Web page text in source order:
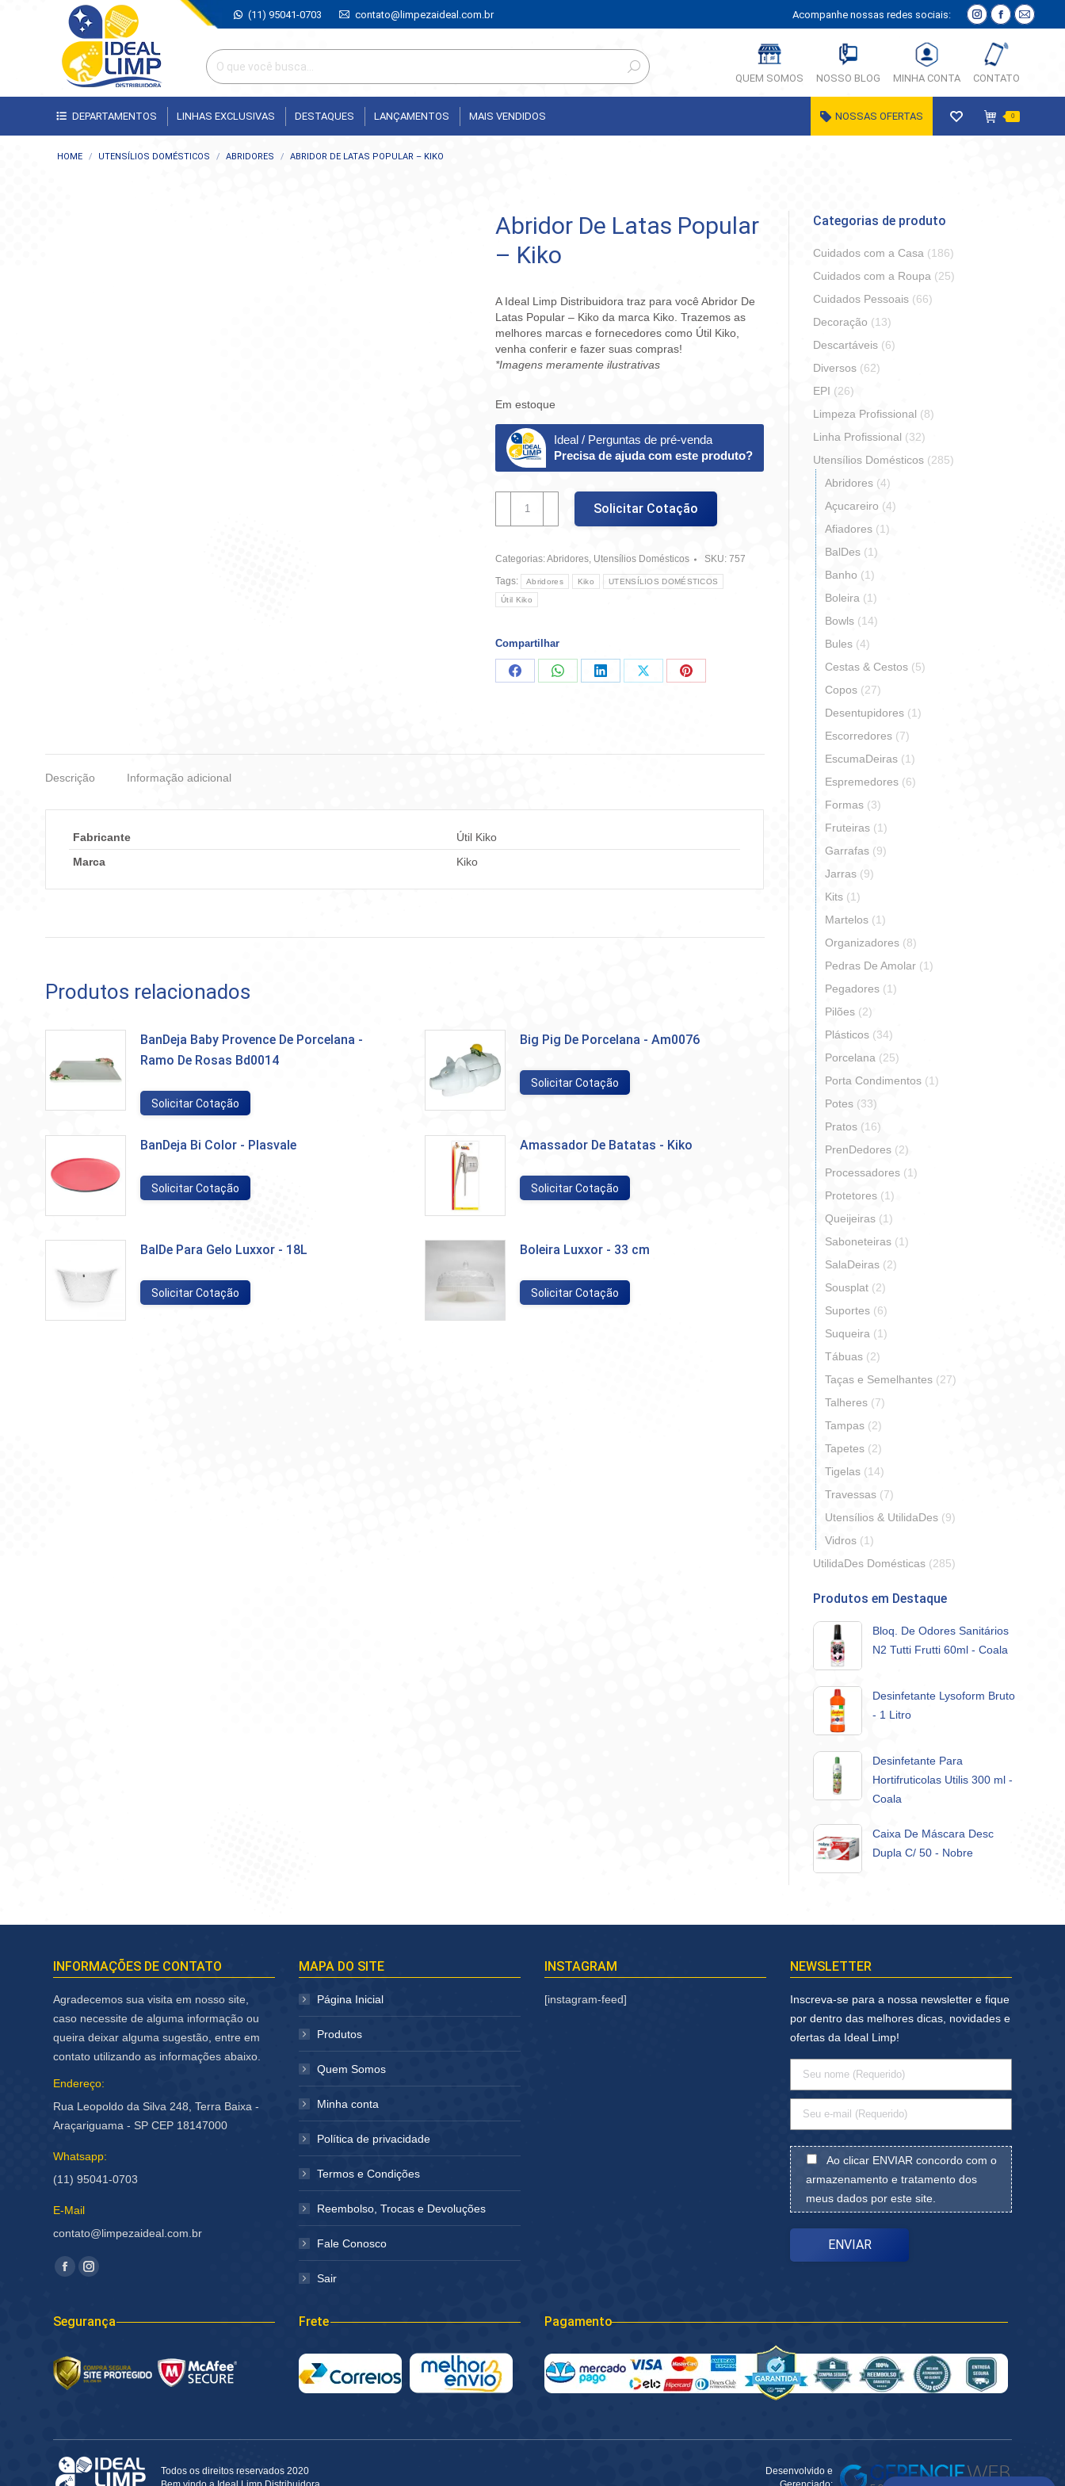
(11) 95041-0703 contato@limpezaideal.com.br Acompanhe nossas redes sociais:
Instagram
página
abre
em
janela
Facebook
página
em
janela
E-
QUEM SOMOS NOSSO BLOG MINHA CONTA CONTATO
DEPARTAMENTOS LINHAS EXCLUSIVAS DESTAQUES LANÇAMENTOS MAIS VENDIDOS NOSSAS OFERTAS 0
Você está aqui:
HOME UTENSÍLIOS DOMÉSTICOS ABRIDORES ABRIDOR DE LATAS POPULAR – KIKO
Abridor De Latas Popular
– Kiko
A Ideal Limp Distribuidora traz para você Abridor De
Latas Popular – Kiko da marca Kiko. Trazemos as
melhores marcas e fornecedores como Útil Kiko,
venha conferir e fazer suas compras!
*Imagens meramente ilustrativas
Em estoque
Ideal / Perguntas de pré-venda
Precisa de ajuda com este produto?
Latas
-
Kiko
quantidade
Solicitar Cotação
Categorias:Abridores, Utensílios Domésticos SKU:757
Tags:
Abridores Kiko UTENSÍLIOS DOMÉSTICOS
Útil Kiko
Compartilhar
CompartilharCompartilharCompartilharCompartilharCompartilhar
Descrição Informação adicional
Fabricante
Útil Kiko
Marca
Kiko
Produtos relacionados
BanDeja Baby Provence De Porcelana -
Ramo De Rosas Bd0014
Solicitar Cotação
Big Pig De Porcelana - Am0076
Solicitar Cotação
BanDeja Bi Color - Plasvale
Solicitar Cotação
Amassador De Batatas - Kiko
Solicitar Cotação
BalDe Para Gelo Luxxor - 18L
Solicitar Cotação
Boleira Luxxor - 33 cm
Solicitar Cotação
Categorias de produto
Cuidados com a Casa (186)
Cuidados com a Roupa (25)
Cuidados Pessoais (66)
Decoração (13)
Descartáveis (6)
Diversos (62)
EPI (26)
Limpeza Profissional (8)
Linha Profissional (32)
Utensílios Domésticos (285)
Abridores (4)
Açucareiro (4)
Afiadores (1)
BalDes (1)
Banho (1)
Boleira (1)
Bowls (14)
Bules (4)
Cestas & Cestos (5)
Copos (27)
Desentupidores (1)
Escorredores (7)
EscumaDeiras (1)
Espremedores (6)
Formas (3)
Fruteiras (1)
Garrafas (9)
Jarras (9)
Kits (1)
Martelos (1)
Organizadores (8)
Pedras De Amolar (1)
Pegadores (1)
Pilões (2)
Plásticos (34)
Porcelana (25)
Porta Condimentos (1)
Potes (33)
Pratos (16)
PrenDedores (2)
Processadores (1)
Protetores (1)
Queijeiras (1)
Saboneteiras (1)
SalaDeiras (2)
Sousplat (2)
Suportes (6)
Suqueira (1)
Tábuas (2)
Taças e Semelhantes (27)
Talheres (7)
Tampas (2)
Tapetes (2)
Tigelas (14)
Travessas (7)
Utensílios & UtilidaDes (9)
Vidros (1)
UtilidaDes Domésticas (285)
Produtos em Destaque
Bloq. De Odores Sanitários
N2 Tutti Frutti 60ml - Coala
Desinfetante Lysoform Bruto
- 1 Litro
Desinfetante Para
Hortifruticolas Utilis 300 ml -
Coala
Caixa De Máscara Desc
Dupla C/ 50 - Nobre
INFORMAÇÕES DE CONTATO
Agradecemos sua visita em nosso site,
caso necessite de alguma informação ou
queira deixar alguma sugestão, entre em
contato utilizando as informações abaixo.
Endereço:
Rua Leopoldo da Silva 248, Terra Baixa -
Araçariguama - SP CEP 18147000
Whatsapp:
(11) 95041-0703
E-Mail
contato@limpezaideal.com.br
Encontre-nos em:
Facebook
abre
nova
janela
Instagram
abre
janela
MAPA DO SITE
Página Inicial
Produtos
Quem Somos
Minha conta
Política de privacidade
Termos e Condições
Reembolso, Trocas e Devoluções
Fale Conosco
Sair
INSTAGRAM
[instagram-feed]
NEWSLETTER
Inscreva-se para a nossa newsletter e fique
por dentro das melhores dicas, novidades e
ofertas da Ideal Limp!
Ao clicar ENVIAR concordo com o
armazenamento e tratamento dos
meus dados por este site.
Segurança Frete Pagamento
Todos os direitos reservados 2020
Desenvolvido e